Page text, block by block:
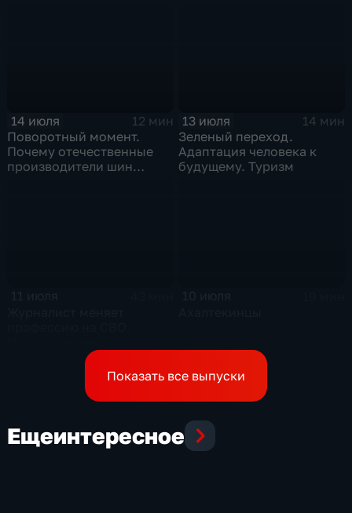
14 июля
12 мин
Поворотный момент.
Почему отечественные
производители шин
13 июля
14 мин
Зеленый переход.
Адаптация человека к
будущему. Туризм
подписавшего контракт
Показать все выпуски
Ещеинтересное